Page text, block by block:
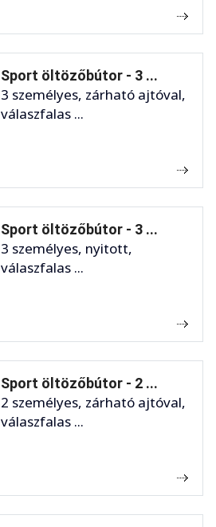
Sport öltözőbútor - 3 ...
3 személyes, zárható ajtóval,
válaszfalas ...
Sport öltözőbútor - 3 ...
3 személyes, nyitott,
válaszfalas ...
Sport öltözőbútor - 2 ...
2 személyes, zárható ajtóval,
válaszfalas ...